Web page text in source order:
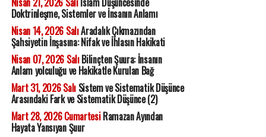
Doktrinleşme, Sistemler ve İnsanın Anlamı
Nisan 14, 2026 SalıAradalık Çıkmazından
Şahsiyetin İnşasına: Nifak ve İhlasın Hakikati
Nisan 07, 2026 SalıBilinçten Şuura: İnsanın
Anlam yolculuğu ve Hakikatle Kurulan Bağ
Mart 31, 2026 SalıSistem ve Sistematik Düşünce
Arasındaki Fark ve Sistematik Düşünce (2)
Mart 28, 2026 CumartesiRamazan Ayından
Hayata Yansıyan Şuur